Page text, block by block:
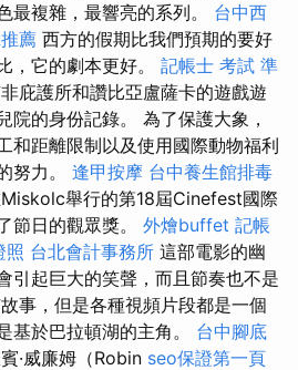
最複雜，最響亮的系列。 台中西
薦 西方的假期比我們預期的要好
，它的劇本更好。 記帳士 考試 準
庇護所和讚比亞盧薩卡的遊戲遊
院的身份記錄。 為了保護大象，
和距離限制以及使用國際動物福利
努力。 逢甲按摩 台中養生館排毒
舉行的第18屆Cinefest國際
節日的觀眾獎。 外燴buffet 記帳
照 台北會計事務所 這部電影的幽
引起巨大的笑聲，而且節奏也不是
事，但是各種視頻片段都是一個
基於巴拉頓湖的主角。 台中腳底
·威廉姆（Robin seo保證第一頁